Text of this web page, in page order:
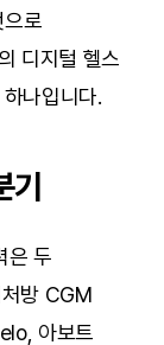
로
디지털 헬스
나입니다.
은 두
방 CGM
아보트